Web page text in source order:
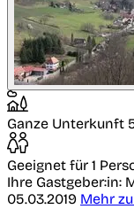
Ganze Unterkunft
Geeignet für 1
Ihre Gastgeber:in:
05.03.2019 Mehr